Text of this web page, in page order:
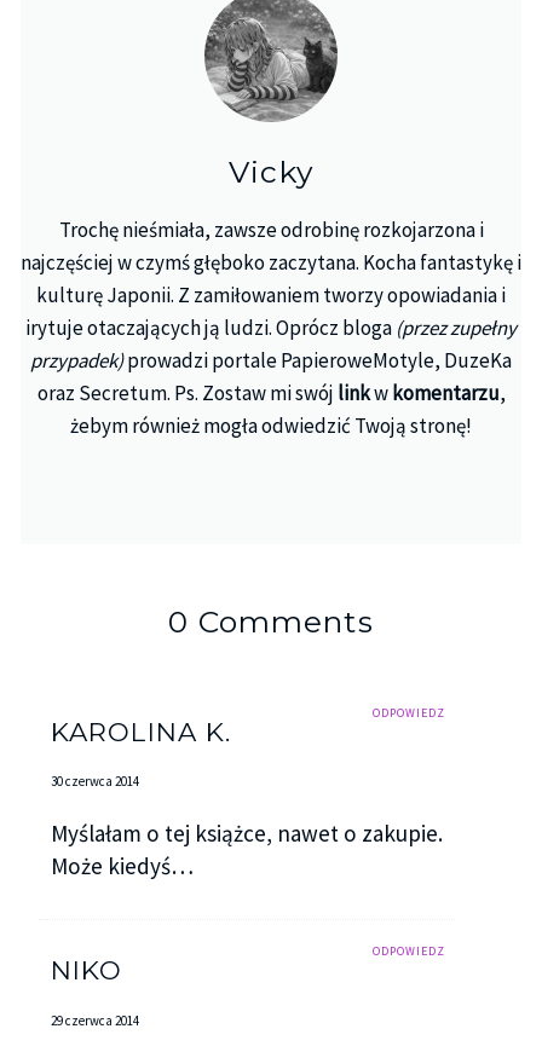
Vicky
Trochę nieśmiała, zawsze odrobinę rozkojarzona i
najczęściej w czymś głęboko zaczytana. Kocha fantastykę i
kulturę Japonii. Z zamiłowaniem tworzy opowiadania i
irytuje otaczających ją ludzi. Oprócz bloga (przez zupełny
przypadek)prowadzi portale PapieroweMotyle, DuzeKa
oraz Secretum. Ps. Zostaw mi swój linkwkomentarzu,
żebym również mogła odwiedzić Twoją stronę!
0 Comments
ODPOWIEDZ
KAROLINA K.
30 czerwca 2014
Myślałam o tej książce, nawet o zakupie.
Może kiedyś…
ODPOWIEDZ
NIKO
29 czerwca 2014